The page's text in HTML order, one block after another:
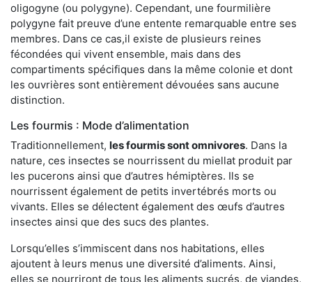
oligogyne (ou polygyne). Cependant, une fourmilière
polygyne fait preuve d’une entente remarquable entre ses
membres. Dans ce cas,il existe de plusieurs reines
fécondées qui vivent ensemble, mais dans des
compartiments spécifiques dans la même colonie et dont
les ouvrières sont entièrement dévouées sans aucune
distinction.
Les fourmis : Mode d’alimentation
Traditionnellement, les fourmis sont omnivores. Dans la
nature, ces insectes se nourrissent du miellat produit par
les pucerons ainsi que d’autres hémiptères. Ils se
nourrissent également de petits invertébrés morts ou
vivants. Elles se délectent également des œufs d’autres
insectes ainsi que des sucs des plantes.
Lorsqu’elles s’immiscent dans nos habitations, elles
ajoutent à leurs menus une diversité d’aliments. Ainsi,
elles se nourriront de tous les aliments sucrés, de viandes,